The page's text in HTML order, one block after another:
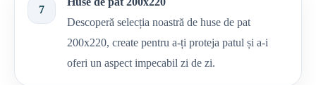
7
Descoperă selecția noastră de huse de pat
200x220, create pentru a-ți proteja patul și a-i
oferi un aspect impecabil zi de zi.